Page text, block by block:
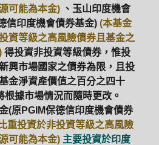
可能為本金) 、玉山印度機會
信印度機會債券基金) (本基金
資等級之高風險債券且基金之
得投資非投資等級債券，惟投
興市場國家之債券為限，且投
金淨資產價值之百分之四十
據市場情況而隨時更改。
(原PGIM保德信印度機會債券
重投資於非投資等級之高風險
可能為本金) 主要投資於印度